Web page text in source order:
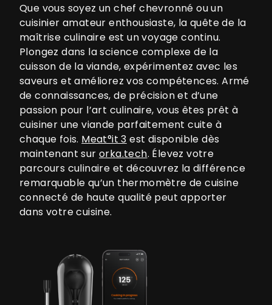
Que vous soyez un chef chevronné ou un
cuisinier amateur enthousiaste, la quête de la
maîtrise culinaire est un voyage continu.
Plongez dans la science complexe de la
cuisson de la viande, expérimentez avec les
saveurs et améliorez vos compétences. Armé
de connaissances, de précision et d’une
passion pour l’art culinaire, vous êtes prêt à
cuisiner une viande parfaitement cuite à
chaque fois. Meat°it 3 est disponible dès
maintenant surorka.tech. Élevez votre
parcours culinaire et découvrez la différence
remarquable qu’un thermomètre de cuisine
connecté de haute qualité peut apporter
dans votre cuisine.